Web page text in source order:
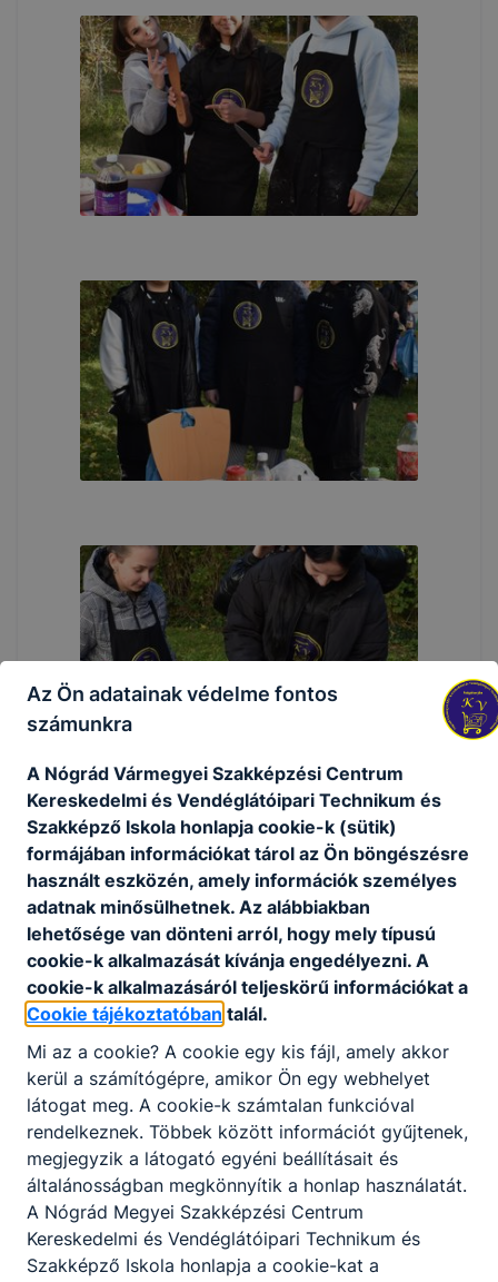
Az Ön adatainak védelme fontos
számunkra
A Nógrád Vármegyei Szakképzési Centrum
Kereskedelmi és Vendéglátóipari Technikum és
Szakképző Iskola honlapja cookie-k (sütik)
formájában információkat tárol az Ön böngészésre
használt eszközén, amely információk személyes
adatnak minősülhetnek. Az alábbiakban
lehetősége van dönteni arról, hogy mely típusú
cookie-k alkalmazását kívánja engedélyezni. A
cookie-k alkalmazásáról teljeskörű információkat a
Cookie tájékoztatóban talál.
Mi az a cookie? A cookie egy kis fájl, amely akkor
kerül a számítógépre, amikor Ön egy webhelyet
látogat meg. A cookie-k számtalan funkcióval
rendelkeznek. Többek között információt gyűjtenek,
megjegyzik a látogató egyéni beállításait és
általánosságban megkönnyítik a honlap használatát.
A Nógrád Megyei Szakképzési Centrum
Kereskedelmi és Vendéglátóipari Technikum és
Szakképző Iskola honlapja a cookie-kat a